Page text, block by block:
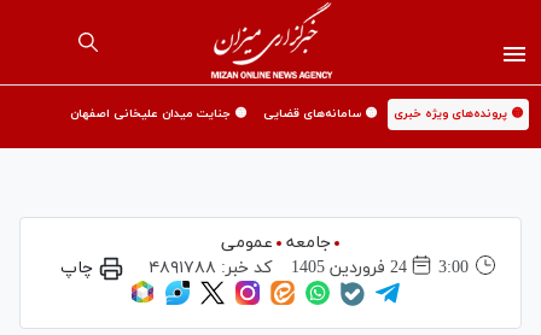
🟡 پرونده‌های ویژه خبری 🟡 سامانه‌های قضایی 🟡 جنایت میدان علیخانی اصفهان
جامعه
عمومی
3:00
24 فروردين 1405 کد خبر: ۴۸۹۱۷۸۸ چاپ